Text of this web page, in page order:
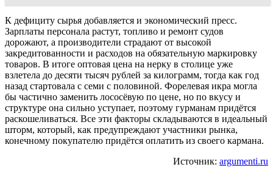
К дефициту сырья добавляется и экономический пресс.
Зарплаты персонала растут, топливо и ремонт судов
дорожают, а производители страдают от высокой
закредитованности и расходов на обязательную маркировку
товаров. В итоге оптовая цена на нерку в столице уже
взлетела до десяти тысяч рублей за килограмм, тогда как год
назад стартовала с семи с половиной. Форелевая икра могла
бы частично заменить лососёвую по цене, но по вкусу и
структуре она сильно уступает, поэтому гурманам придётся
раскошеливаться. Все эти факторы складываются в идеальный
шторм, который, как предупреждают участники рынка,
конечному покупателю придётся оплатить из своего кармана.
Источник: argumenti.ru